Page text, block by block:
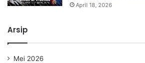
April 18, 2026
Arsip
Mei 2026